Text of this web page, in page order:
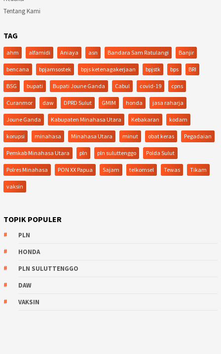
Tentang Kami
TAG
ahm alfamidi Aniaya asn Bandara Sam Ratulangi Banjir
bencana bpjamsostek bpjs ketenagakerjaan bpjstk bps BRI
BSG bupati Bupati Joune Ganda Cabul covid-19 cpns
Curanmor daw DPRD Sulut GMIM honda jasa raharja
Joune Ganda Kabupaten Minahasa Utara Kebakaran kodam
korupsi minahasa Minahasa Utara minut obat keras Pegadaian
Pemkab Minahasa Utara pln pln suluttenggo Polda Sulut
Polres Minahasa PON XX Papua Sajam telkomsel Tewas Tikam
vaksin
TOPIK POPULER
PLN
HONDA
PLN SULUTTENGGO
DAW
VAKSIN